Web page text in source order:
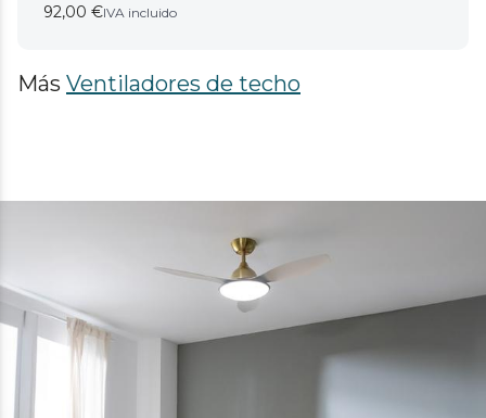
92,00 €IVA incluido
Más Ventiladores de techo